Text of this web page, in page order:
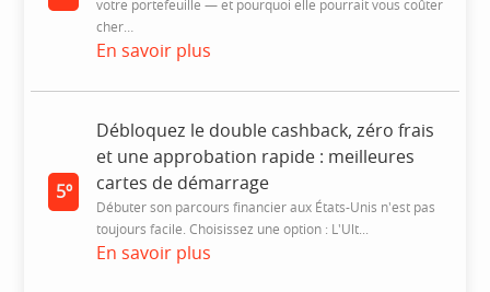
votre portefeuille — et pourquoi elle pourrait vous coûter
cher…
En savoir plus
5º
Débloquez le double cashback, zéro frais
et une approbation rapide : meilleures
cartes de démarrage
Débuter son parcours financier aux États-Unis n'est pas
toujours facile. Choisissez une option : L'Ult...
En savoir plus